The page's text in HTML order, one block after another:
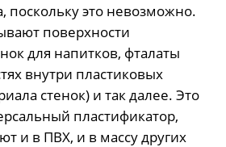
поскольку это невозможно.
поверхности
для напитков, фталаты
внутри пластиковых
стенок) и так далее. Это
пластификатор,
и в ПВХ, и в массу других